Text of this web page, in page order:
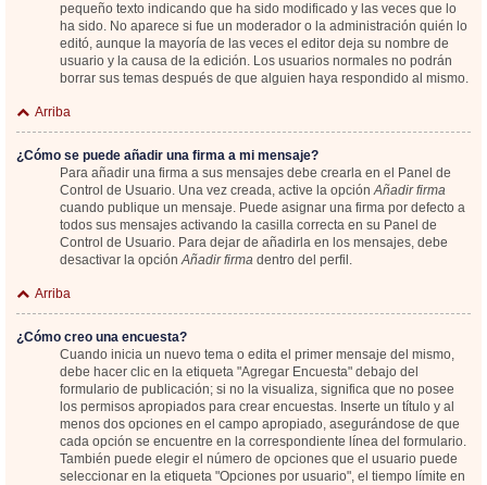
pequeño texto indicando que ha sido modificado y las veces que lo
ha sido. No aparece si fue un moderador o la administración quién lo
editó, aunque la mayoría de las veces el editor deja su nombre de
usuario y la causa de la edición. Los usuarios normales no podrán
borrar sus temas después de que alguien haya respondido al mismo.
Arriba
¿Cómo se puede añadir una firma a mi mensaje?
Para añadir una firma a sus mensajes debe crearla en el Panel de
Control de Usuario. Una vez creada, active la opciónAñadir firma
cuando publique un mensaje. Puede asignar una firma por defecto a
todos sus mensajes activando la casilla correcta en su Panel de
Control de Usuario. Para dejar de añadirla en los mensajes, debe
desactivar la opciónAñadir firma dentro del perfil.
Arriba
¿Cómo creo una encuesta?
Cuando inicia un nuevo tema o edita el primer mensaje del mismo,
debe hacer clic en la etiqueta "Agregar Encuesta" debajo del
formulario de publicación; si no la visualiza, significa que no posee
los permisos apropiados para crear encuestas. Inserte un título y al
menos dos opciones en el campo apropiado, asegurándose de que
cada opción se encuentre en la correspondiente línea del formulario.
También puede elegir el número de opciones que el usuario puede
seleccionar en la etiqueta "Opciones por usuario", el tiempo límite en